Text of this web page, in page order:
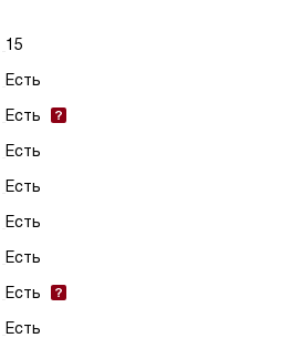
15
Есть
Есть
Есть
Есть
Есть
Есть
Есть
Есть